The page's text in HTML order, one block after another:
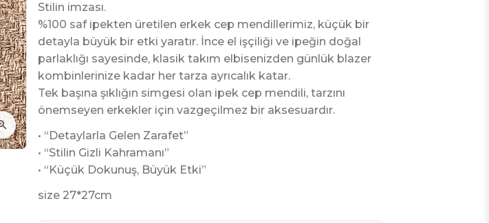
Stilin imzası.
%100 saf ipekten üretilen erkek cep mendillerimiz, küçük bir
detayla büyük bir etki yaratır. İnce el işçiliği ve ipeğin doğal
parlaklığı sayesinde, klasik takım elbisenizden günlük blazer
kombinlerinize kadar her tarza ayrıcalık katar.
Tek başına şıklığın simgesi olan ipek cep mendili, tarzını
önemseyen erkekler için vazgeçilmez bir aksesuardır.
• “Detaylarla Gelen Zarafet”
• “Stilin Gizli Kahramanı”
• “Küçük Dokunuş, Büyük Etki”
size 27*27cm